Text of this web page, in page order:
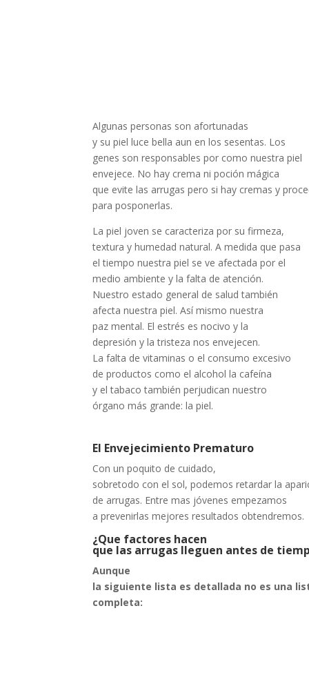
Algunas personas son afortunadas
y su piel luce bella aun en los sesentas. Los
genes son responsables por como nuestra piel
envejece. No hay crema ni poción mágica
que evite las arrugas pero si hay cremas y
para posponerlas.
La piel joven se caracteriza por su firmeza,
textura y humedad natural. A medida que pasa
el tiempo nuestra piel se ve afectada por el
medio ambiente y la falta de atención.
Nuestro estado general de salud también
afecta nuestra piel. Así mismo nuestra
paz mental. El estrés es nocivo y la
depresión y la tristeza nos envejecen.
La falta de vitaminas o el consumo excesivo
de productos como el alcohol la cafeína
y el tabaco también perjudican nuestro
órgano más grande: la piel.
El Envejecimiento Prematuro
Con un poquito de cuidado,
sobretodo con el sol, podemos retardar la
de arrugas. Entre mas jóvenes empezamos
a prevenirlas mejores resultados obtendremos.
¿Que factores hacen
que las arrugas lleguen antes de
Aunque
la siguiente lista es detallada no es una
completa: